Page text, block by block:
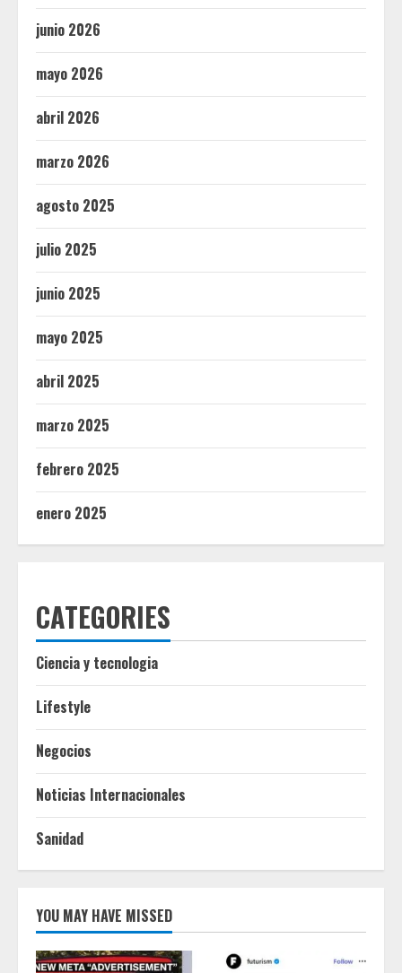
junio 2026
mayo 2026
abril 2026
marzo 2026
agosto 2025
julio 2025
junio 2025
mayo 2025
abril 2025
marzo 2025
febrero 2025
enero 2025
CATEGORIES
Ciencia y tecnologia
Lifestyle
Negocios
Noticias Internacionales
Sanidad
YOU MAY HAVE MISSED